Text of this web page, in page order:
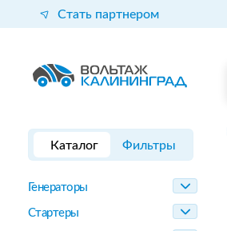
Стать партнером
Каталог Фильтры
Генераторы
Стартеры